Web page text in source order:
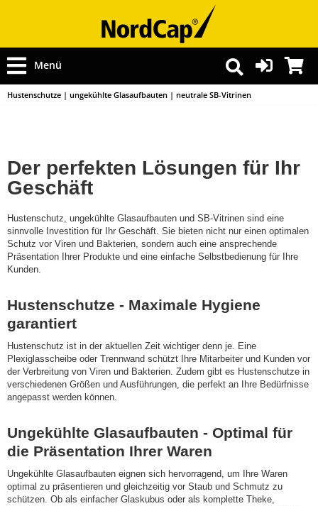
Menü
Hustenschutze | ungekühlte Glasaufbauten | neutrale SB-Vitrinen
Der perfekten Lösungen für Ihr
Geschäft
Hustenschutz, ungekühlte Glasaufbauten und SB-Vitrinen sind eine
sinnvolle Investition für Ihr Geschäft. Sie bieten nicht nur einen optimalen
Schutz vor Viren und Bakterien, sondern auch eine ansprechende
Präsentation Ihrer Produkte und eine einfache Selbstbedienung für Ihre
Kunden.
Hustenschutze - Maximale Hygiene
garantiert
Hustenschutz ist in der aktuellen Zeit wichtiger denn je. Eine
Plexiglasscheibe oder Trennwand schützt Ihre Mitarbeiter und Kunden vor
der Verbreitung von Viren und Bakterien. Zudem gibt es Hustenschutze in
verschiedenen Größen und Ausführungen, die perfekt an Ihre Bedürfnisse
angepasst werden können.
Ungekühlte Glasaufbauten - Optimal für
die Präsentation Ihrer Waren
Ungekühlte Glasaufbauten eignen sich hervorragend, um Ihre Waren
optimal zu präsentieren und gleichzeitig vor Staub und Schmutz zu
schützen. Ob als einfacher Glaskubus oder als komplette Theke,